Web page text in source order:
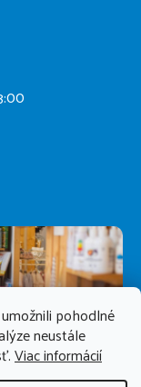
pohodlné
neustále
Viac informácií